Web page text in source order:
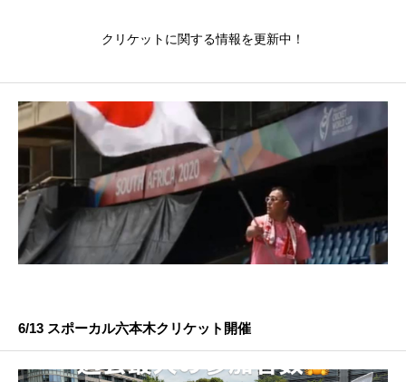
クリケットに関する情報を更新中！
6/13 スポーカル六本木クリケット開催